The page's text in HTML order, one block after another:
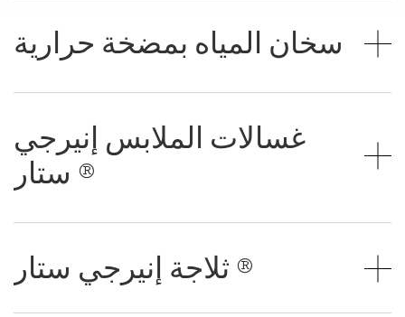
سخان المياه بمضخة حرارية
غسالات الملابس إنيرجي
ستار ®
ثلاجة إنيرجي ستار ®